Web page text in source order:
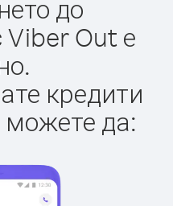
до
Out е
кредити
да: